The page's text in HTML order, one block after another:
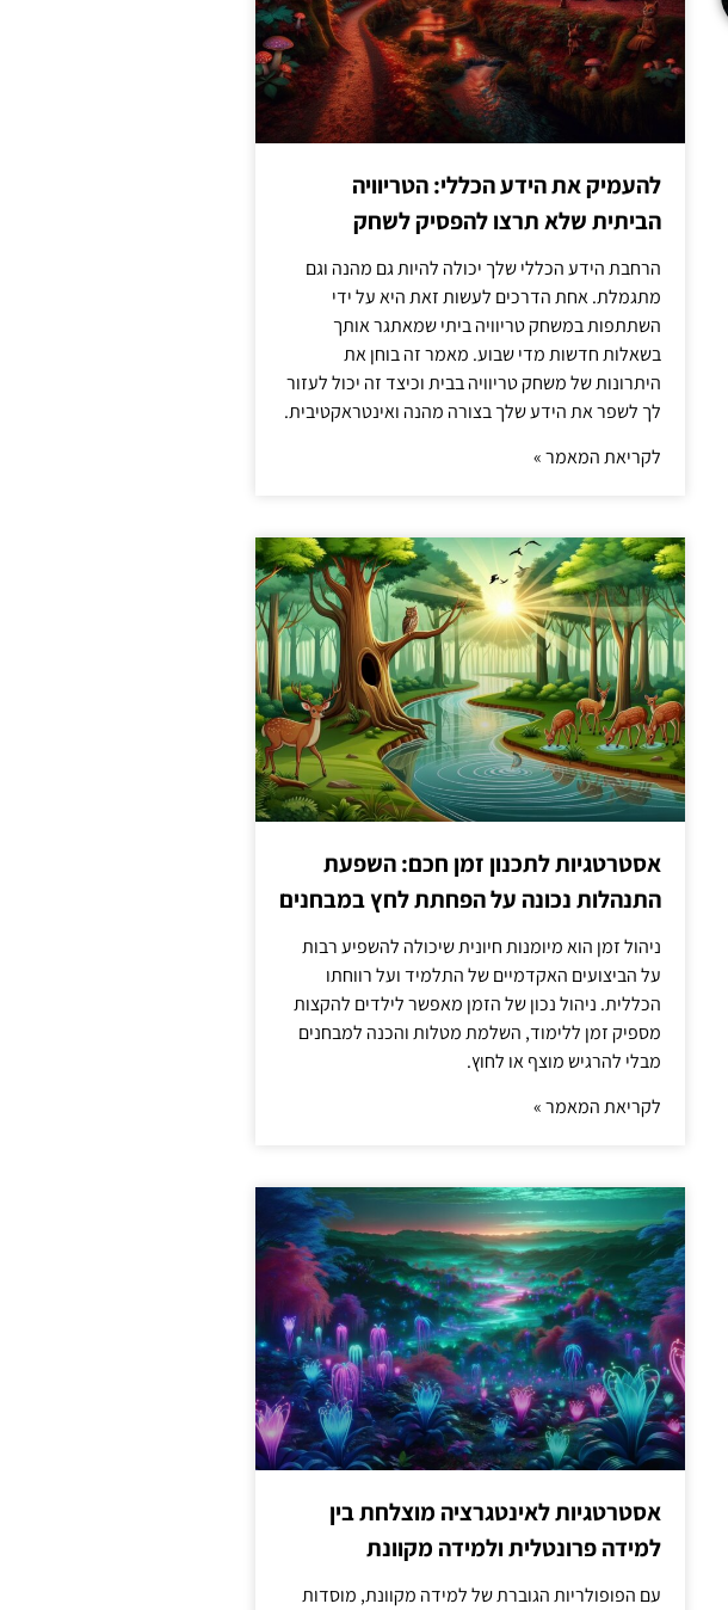
להעמיק את הידע הכללי: הטריוויה
הביתית שלא תרצו להפסיק לשחק
הרחבת הידע הכללי שלך יכולה להיות גם מהנה וגם
מתגמלת. אחת הדרכים לעשות זאת היא על ידי
השתתפות במשחק טריוויה ביתי שמאתגר אותך
בשאלות חדשות מדי שבוע. מאמר זה בוחן את
היתרונות של משחק טריוויה בבית וכיצד זה יכול לעזור
לך לשפר את הידע שלך בצורה מהנה ואינטראקטיבית.
לקריאת המאמר »
אסטרטגיות לתכנון זמן חכם: השפעת
התנהלות נכונה על הפחתת לחץ במבחנים
ניהול זמן הוא מיומנות חיונית שיכולה להשפיע רבות
על הביצועים האקדמיים של התלמיד ועל רווחתו
הכללית. ניהול נכון של הזמן מאפשר לילדים להקצות
מספיק זמן ללימוד, השלמת מטלות והכנה למבחנים
מבלי להרגיש מוצף או לחוץ.
לקריאת המאמר »
אסטרטגיות לאינטגרציה מוצלחת בין
למידה פרונטלית ולמידה מקוונת
עם הפופולריות הגוברת של למידה מקוונת, מוסדות